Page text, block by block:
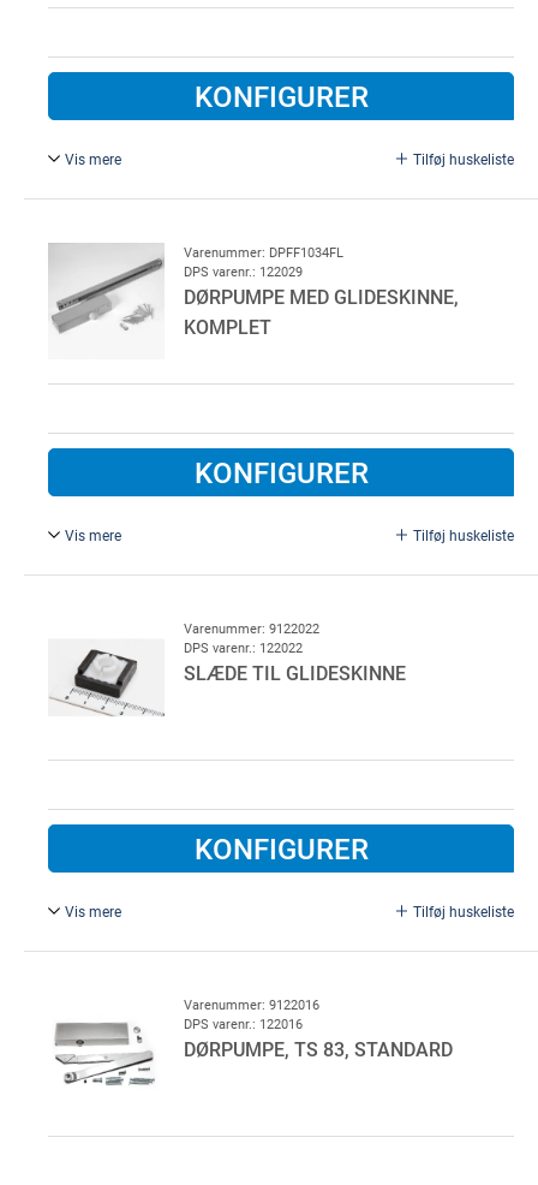
KONFIGURER
Vis mere Tilføj huskeliste
Dørpumpe GEZE TS 2000V uden arm for facadedør.
Uden arm.
Varenummer: DPFF1034FL
DPS varenr.: 122029
DØRPUMPE MED GLIDESKINNE,
KOMPLET
KONFIGURER
Vis mere Tilføj huskeliste
Aluminium. Passende for døre med en bredde op til 900
mm og 45 kg
Varenummer: 9122022
DPS varenr.: 122022
SLÆDE TIL GLIDESKINNE
KONFIGURER
Vis mere Tilføj huskeliste
Varenummer: 9122016
DPS varenr.: 122016
DØRPUMPE, TS 83, STANDARD